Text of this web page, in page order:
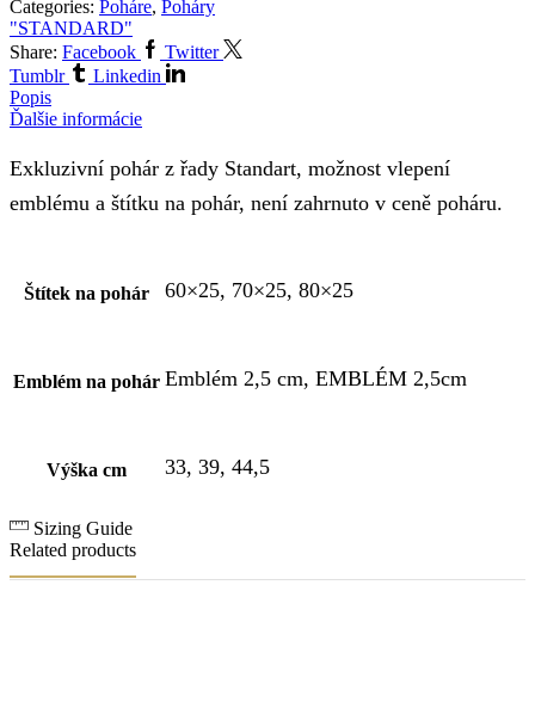
Categories: Poháre, Poháry
"STANDARD"
Share: Facebook
Twitter
Tumblr
Linkedin
Popis
Ďalšie informácie
Exkluzivní pohár z řady Standart, možnost vlepení
emblému a štítku na pohár, není zahrnuto v ceně poháru.
Štítek na pohár 60×25, 70×25, 80×25
Emblém na pohár Emblém 2,5 cm, EMBLÉM 2,5cm
Výška cm 33, 39, 44,5
Sizing Guide
Related products